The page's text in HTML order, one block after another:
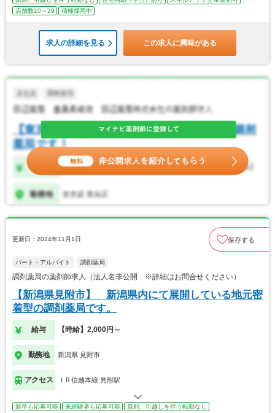
店舗数10～29
積極採用中
求人の詳細を見る この求人に興味がある
更新日：2024年11月1日 保存する
パート・アルバイト 調剤薬局
調剤薬局の薬剤師求人（法人名非公開 ※詳細はお問合せください）
【新潟県見附市】 新潟県内にて展開している地元密
着型の調剤薬局です。
給与 【時給】2,000円～
勤務地 新潟県 見附市
アクセス ＪＲ信越本線 見附駅
新卒も応募可能 未経験者も応募可能
原則、引越しを伴う転勤なし